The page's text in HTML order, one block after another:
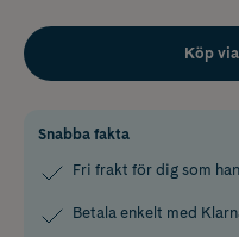
Köp
Snabba fakta
Fri frakt för dig som
Betala enkelt med